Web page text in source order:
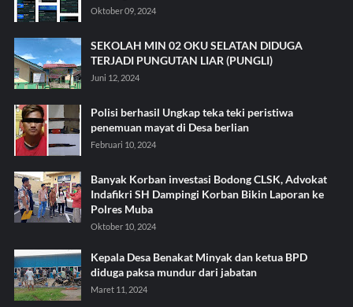
Oktober 09, 2024
SEKOLAH MIN 02 OKU SELATAN DIDUGA
TERJADI PUNGUTAN LIAR (PUNGLI)
Juni 12, 2024
Polisi berhasil Ungkap teka teki peristiwa
penemuan mayat di Desa berlian
Februari 10, 2024
Banyak Korban investasi Bodong CLSK, Advokat
Indafikri SH Dampingi Korban Bikin Laporan ke
Polres Muba
Oktober 10, 2024
Kepala Desa Benakat Minyak dan ketua BPD
diduga paksa mundur dari jabatan
Maret 11, 2024